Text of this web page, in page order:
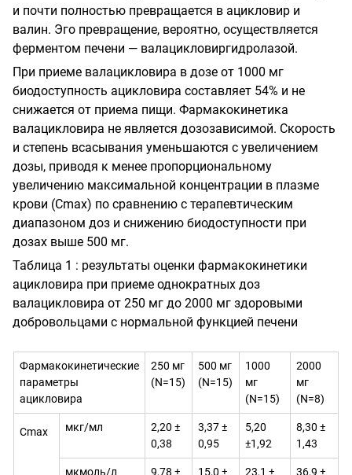
и почти полностью превращается в ацикловир и
валин. Эго превращение, вероятно, осуществляется
ферментом печени — валацикловиргидролазой.
При приеме валацикловира в дозе от 1000 мг
биодоступность ацикловира составляет 54% и не
снижается от приема пищи. Фармакокинетика
валацикловира не является дозозависимой. Скорость
и степень всасывания уменьшаются с увеличением
дозы, приводя к менее пропорциональному
увеличению максимальной концентрации в плазме
крови (Сmax) по сравнению с терапевтическим
диапазоном доз и снижению биодоступности при
дозах выше 500 мг.
Таблица 1 : результаты оценки фармакокинетики
ацикловира при приеме однократных доз
валацикловира от 250 мг до 2000 мг здоровыми
добровольцами с нормальной функцией печени
Фармакокинетические
параметры
ацикловира
250 мг
(N=15)
500 мг
(N=15)
1000
мг
(N=15)
2000
мг
(N=8)
Сmax мкг/мл 2,20 ±
0,38
3,37±
0,95
5,20
±1,92
8,30 ±
1,43
мкмоль/л 9,78 ±
15,0 ±
23,1 ±
36,9 ±